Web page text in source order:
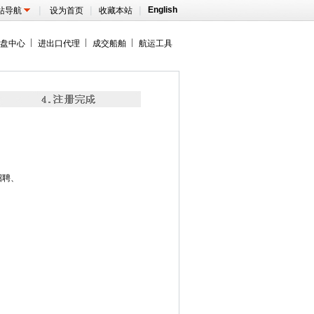
导航 | 设为首页 | 收藏本站 | English
中心 进出口代理 成交船舶 航运工具
、